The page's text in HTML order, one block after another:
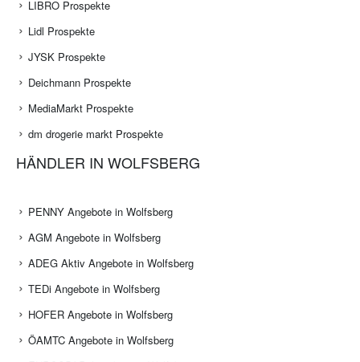
LIBRO Prospekte
Lidl Prospekte
JYSK Prospekte
Deichmann Prospekte
MediaMarkt Prospekte
dm drogerie markt Prospekte
HÄNDLER IN WOLFSBERG
PENNY Angebote in Wolfsberg
AGM Angebote in Wolfsberg
ADEG Aktiv Angebote in Wolfsberg
TEDi Angebote in Wolfsberg
HOFER Angebote in Wolfsberg
ÖAMTC Angebote in Wolfsberg